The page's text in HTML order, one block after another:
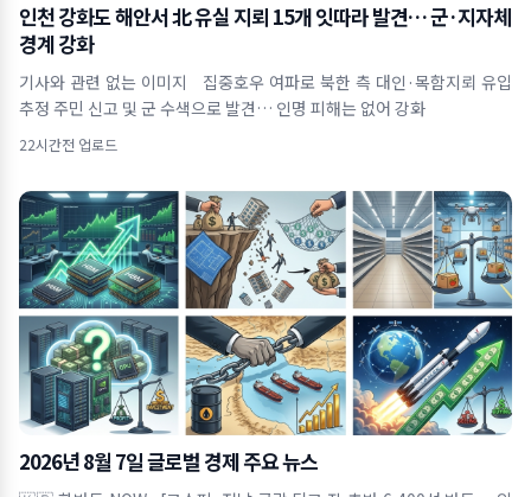
인천 강화도 해안서 北 유실 지뢰 15개 잇따라 발견… 군·지자체
경계 강화
기사와 관련 없는 이미지 집중호우 여파로 북한 측 대인·목함지뢰 유입
추정 주민 신고 및 군 수색으로 발견… 인명 피해는 없어 강화
22시간전 업로드
2026년 8월 7일 글로벌 경제 주요 뉴스